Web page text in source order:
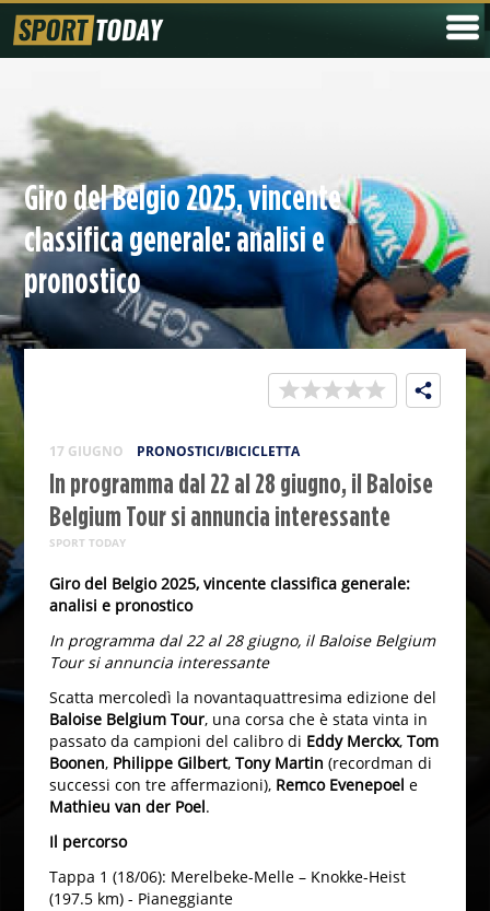
Giro del Belgio 2025, vincente
classifica generale: analisi e
pronostico
17 GIUGNO PRONOSTICI/BICICLETTA
In programma dal 22 al 28 giugno, il Baloise
Belgium Tour si annuncia interessante
SPORT TODAY
Giro del Belgio 2025, vincente classifica generale:
analisi e pronostico
In programma dal 22 al 28 giugno, il Baloise Belgium
Tour si annuncia interessante
Scatta mercoledì la novantaquattresima edizione del
Baloise Belgium Tour, una corsa che è stata vinta in
passato da campioni del calibro di Eddy Merckx, Tom
Boonen, Philippe Gilbert, Tony Martin (recordman di
successi con tre affermazioni),Remco Evenepoel e
Mathieu van der Poel.
Il percorso
Tappa 1 (18/06): Merelbeke-Melle – Knokke-Heist
(197.5 km) - Pianeggiante